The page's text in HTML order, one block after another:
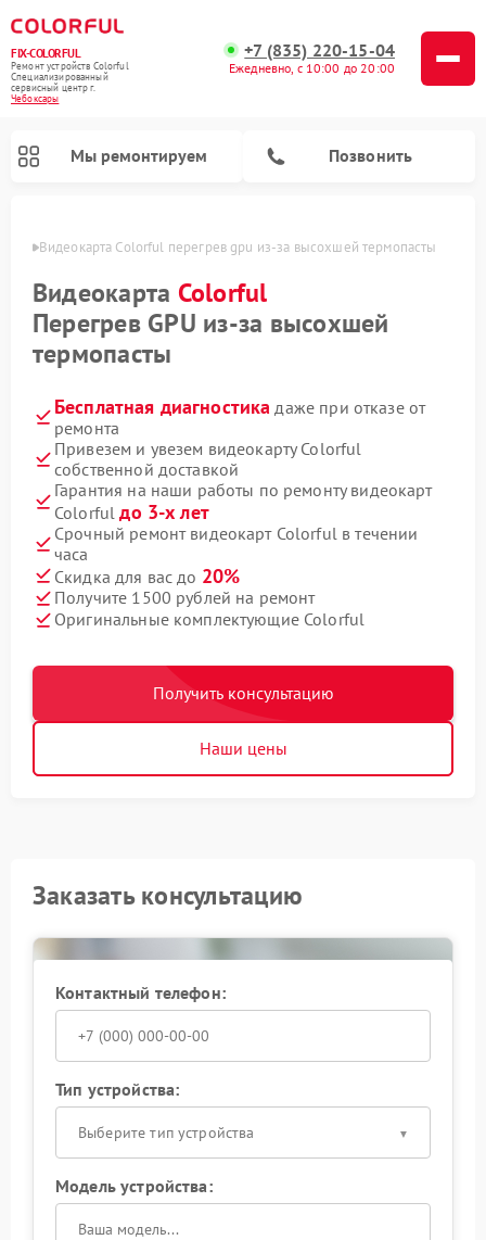
FIX-COLORFUL
Ремонт устройств Colorful
Специализированный
cервисный центр г.
Чебоксары
+7 (835) 220-15-04
Ежедневно, с 10:00 до 20:00
Мы ремонтируем Позвонить
Видеокарта Colorful перегрев gpu из‑за высохшей термопасты
Видеокарта Colorful
Перегрев GPU из‑за высохшей
термопасты
Бесплатная диагностика даже при отказе от
ремонта
Привезем и увезем видеокарту Colorful
собственной доставкой
Гарантия на наши работы по ремонту видеокарт
Colorfulдо 3-х лет
Срочный ремонт видеокарт Colorful в течении
часа
Скидка для вас до 20%
Получите 1500 рублей на ремонт
Оригинальные комплектующие Colorful
Получить консультацию
Наши цены
Заказать консультацию
Контактный телефон:
Тип устройства:
Выберите тип устройства
Модель устройства: